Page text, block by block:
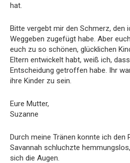
hat.
Bitte vergebt mir den Schmerz, den
Weggeben zugefügt habe. Aber
euch zu so schönen, glücklichen
Eltern entwickelt habt, weiß ich,
Entscheidung getroffen habe. Ihr
ihre Kinder zu sein.
Eure Mutter,
Suzanne
Durch meine Tränen konnte ich den
Savannah schluchzte
sich die Augen.